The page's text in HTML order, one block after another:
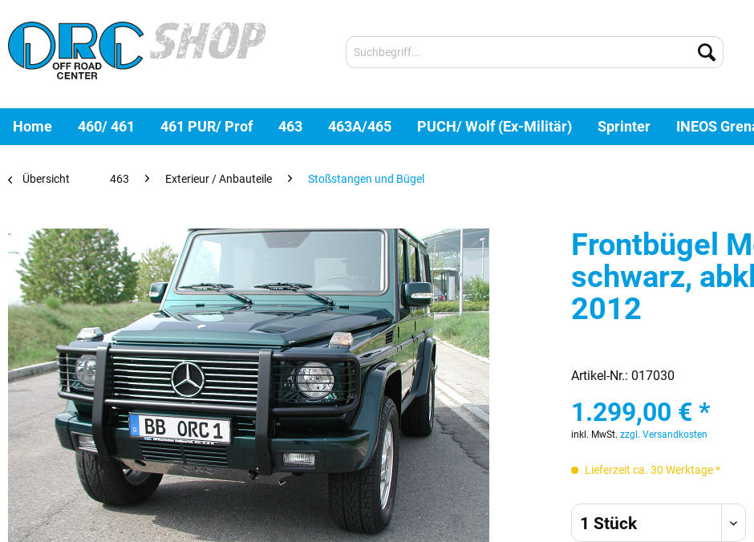
Home 460/ 461 461 PUR/ Prof 463 463A/465 PUCH/ Wolf (Ex-Militär) Sprinter INEOS
Übersicht 463 Exterieur / Anbauteile Stoßstangen und Bügel
Frontbügel
schwarz,
2012
Artikel-Nr.: 017030
1.299,00 € *
inkl. MwSt. zzgl. Versandkosten
Lieferzeit ca. 30 Werktage *